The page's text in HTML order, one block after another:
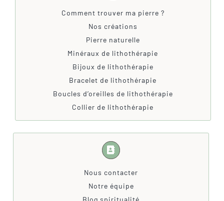
Comment trouver ma pierre ?
Nos créations
Pierre naturelle
Minéraux de lithothérapie
Bijoux de lithothérapie
Bracelet de lithothérapie
Boucles d’oreilles de lithothérapie
Collier de lithothérapie
Nous contacter
Notre équipe
Blog spiritualité